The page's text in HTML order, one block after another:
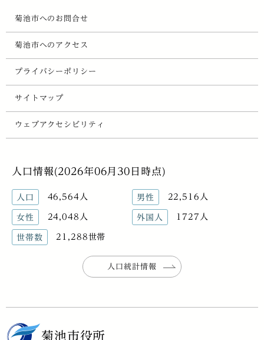
菊池市へのお問合せ
菊池市へのアクセス
プライバシーポリシー
サイトマップ
ウェブアクセシビリティ
人口情報(2026年06月30日時点)
人口 46,564人 男性 22,516人
女性 24,048人 外国人 1727人
世帯数 21,288世帯
人口統計情報
菊池市役所